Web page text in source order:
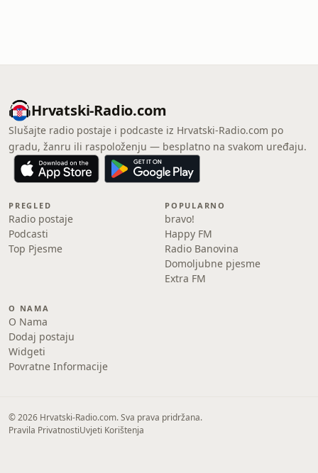
Hrvatski-Radio.com
Slušajte radio postaje i podcaste iz Hrvatski-Radio.com po
gradu, žanru ili raspoloženju — besplatno na svakom uređaju.
PREGLED
Radio postaje
Podcasti
Top Pjesme
POPULARNO
bravo!
Happy FM
Radio Banovina
Domoljubne pjesme
Extra FM
O NAMA
O Nama
Dodaj postaju
Widgeti
Povratne Informacije
© 2026 Hrvatski-Radio.com. Sva prava pridržana.
Pravila PrivatnostiUvjeti Korištenja